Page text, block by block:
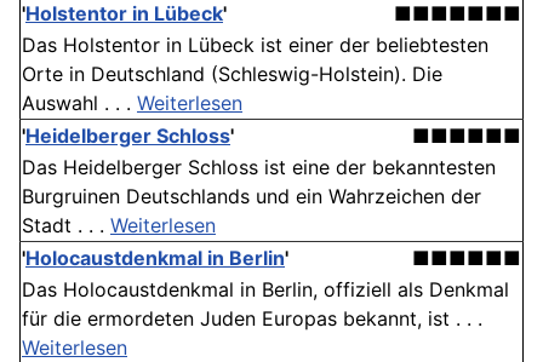
'Holstentor in Lübeck'
■■■■■■■
Das Holstentor in Lübeck ist einer der beliebtesten
Orte in Deutschland (Schleswig-Holstein). Die
Auswahl . . . Weiterlesen
'Heidelberger Schloss'
■■■■■■
Das Heidelberger Schloss ist eine der bekanntesten
Burgruinen Deutschlands und ein Wahrzeichen der
Stadt . . . Weiterlesen
'Holocaustdenkmal in Berlin'
■■■■■■
Das Holocaustdenkmal in Berlin, offiziell als Denkmal
für die ermordeten Juden Europas bekannt, ist . . .
Weiterlesen